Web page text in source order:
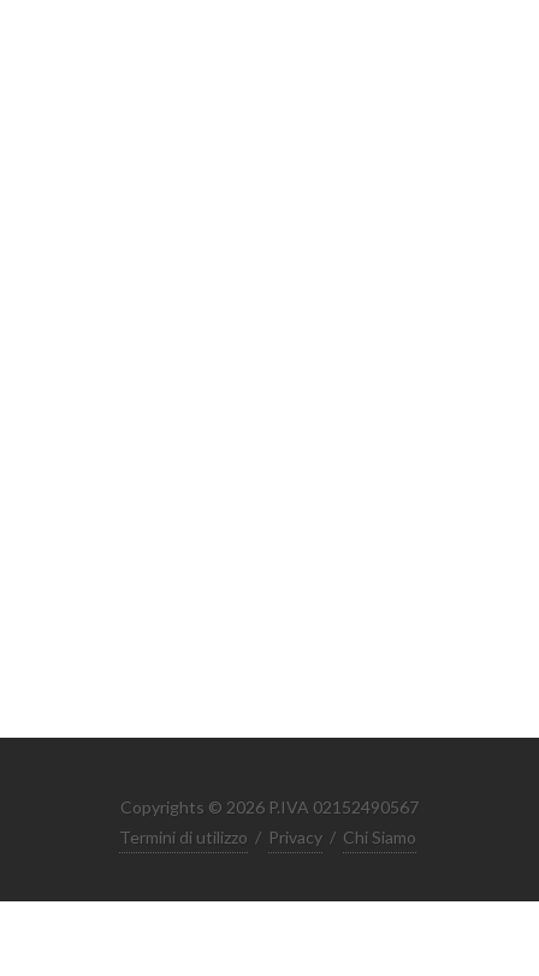
Copyrights © 2026 P.IVA 02152490567
Termini di utilizzo / Privacy / Chi Siamo